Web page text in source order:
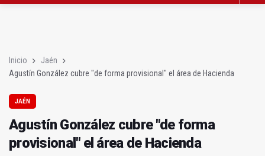
Inicio
Jaén
Agustín González cubre "de forma provisional" el área de Hacienda
JAÉN
Agustín González cubre "de forma
provisional" el área de Hacienda